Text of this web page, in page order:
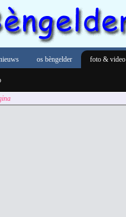
os bèngelder foto & video